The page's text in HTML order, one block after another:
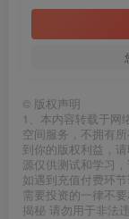
© 版权声明
1、本内容转载于网
空间服务，不拥有
到你的版权利益，
源仅供测试和学习
如遇到充值付费环
需要投资的一律不
揭秘 请勿用于非法